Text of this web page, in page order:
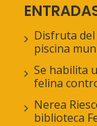
Disfruta del
piscina
Se habilita
felina
Nerea
biblioteca